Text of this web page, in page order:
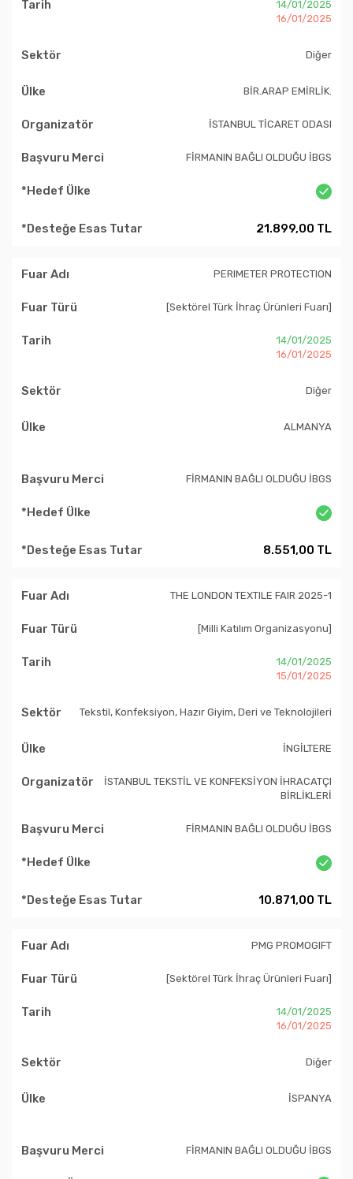
14/01/2025
16/01/2025
Diğer
BİR.ARAP EMİRLİK.
İSTANBUL TİCARET ODASI
FİRMANIN BAĞLI OLDUĞU İBGS
21.899,00 TL
PERIMETER PROTECTION
[Sektörel Türk İhraç Ürünleri Fuarı]
14/01/2025
16/01/2025
Diğer
ALMANYA
FİRMANIN BAĞLI OLDUĞU İBGS
8.551,00 TL
THE LONDON TEXTILE FAIR 2025-1
[Milli Katılım Organizasyonu]
14/01/2025
15/01/2025
Tekstil, Konfeksiyon, Hazır Giyim, Deri ve Teknolojileri
İNGİLTERE
İSTANBUL TEKSTİL VE KONFEKSİYON İHRACATÇI
BİRLİKLERİ
FİRMANIN BAĞLI OLDUĞU İBGS
10.871,00 TL
PMG PROMOGIFT
[Sektörel Türk İhraç Ürünleri Fuarı]
14/01/2025
16/01/2025
Diğer
İSPANYA
FİRMANIN BAĞLI OLDUĞU İBGS